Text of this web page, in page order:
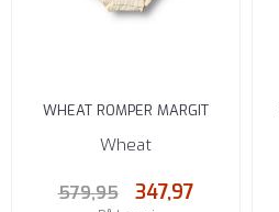
WHEAT ROMPER MARGIT
IVORY EMBROIDERY FLOWERS
Wheat
579,95 347,97